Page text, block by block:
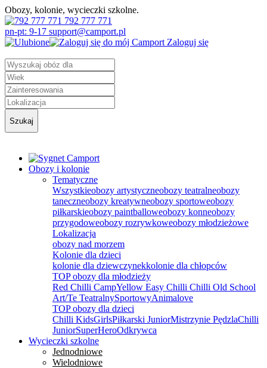
Obozy, kolonie, wycieczki szkolne.
792 777 771
pn-pt: 9-17 support@camport.pl
Zaloguj się
Szukaj
Obozy i kolonie
Tematyczne
Wszystkieobozy artystyczneobozy teatralneobozy
taneczneobozy kreatywneobozy sportoweobozy
piłkarskieobozy paintballoweobozy konneobozy
przygodoweobozy rozrywkoweobozy młodzieżowe
Lokalizacja
obozy nad morzem
Kolonie dla dzieci
kolonie dla dziewczynekkolonie dla chłopców
TOP obozy dla młodzieży
Red Chilli CampYellow Easy Chilli Chilli Old School
Art/Te TeatralnySportowyAnimalove
TOP obozy dla dzieci
Chilli KidsGirlsPiłkarski JuniorMistrzynie PędzlaChilli
JuniorSuperHeroOdkrywca
Wycieczki szkolne
Jednodniowe
Wielodniowe